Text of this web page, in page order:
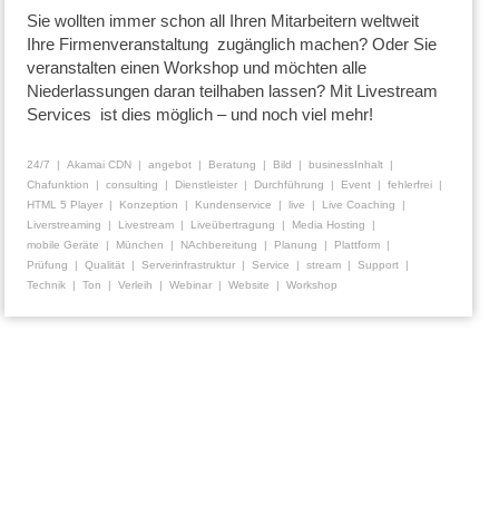
Sie wollten immer schon all Ihren Mitarbeitern weltweit
Ihre Firmenveranstaltung zugänglich machen? Oder Sie
veranstalten einen Workshop und möchten alle
Niederlassungen daran teilhaben lassen? Mit Livestream
Services ist dies möglich – und noch viel mehr!
24/7 Akamai CDN angebot Beratung Bild
businessInhalt
Chafunktion
consulting Dienstleister Durchführung Event
fehlerfrei
HTML 5 Player
Konzeption Kundenservice live
Live Coaching
Liverstreaming
Livestream Liveübertragung
Media Hosting
mobile Geräte
München NAchbereitung Planung
Plattform
Prüfung
Qualität Serverinfrastruktur Service stream
Support
Technik
Ton Verleih Webinar Website Workshop